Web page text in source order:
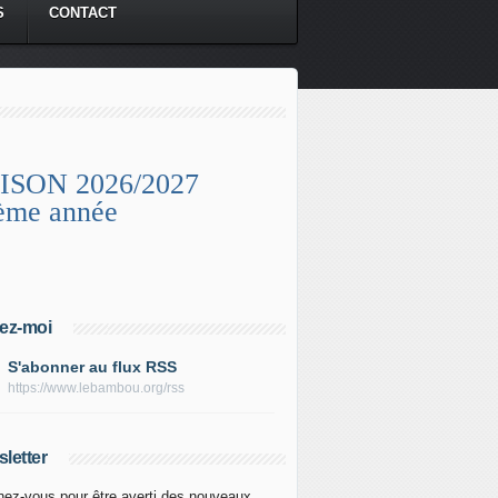
CONTACT
2026/2027
année
moi
S'abonner au flux RSS
https://www.lebambou.org/rss